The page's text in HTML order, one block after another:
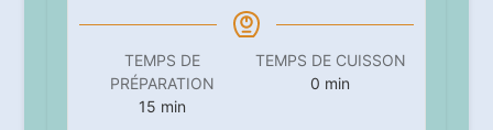
TEMPS DE
PRÉPARATION
15 minutes
min
TEMPS DE CUISSON
0 minutes
min